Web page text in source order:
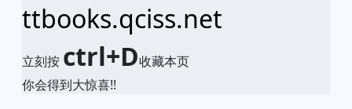
ttbooks.qciss.net
立刻按 ctrl+D收藏本页
你会得到大惊喜!!